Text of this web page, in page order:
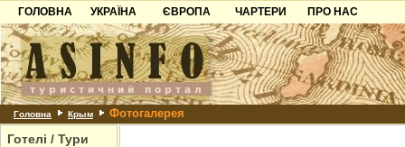
ГОЛОВНА
УКРАЇНА
Карпати
Азов
Причорноморря
Шацьк
ЄВРОПА
Чорногорія
Хорватія
Болгарія
Албанія
ЧАРТЕРИ
ПРО НАС
Контакти
Партнерам
Додати готель
Головна Крым Фотогалерея
Готелі / Тури